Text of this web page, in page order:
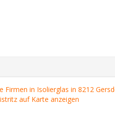
Firmen in Isolierglas in 8212
auf Karte anzeigen